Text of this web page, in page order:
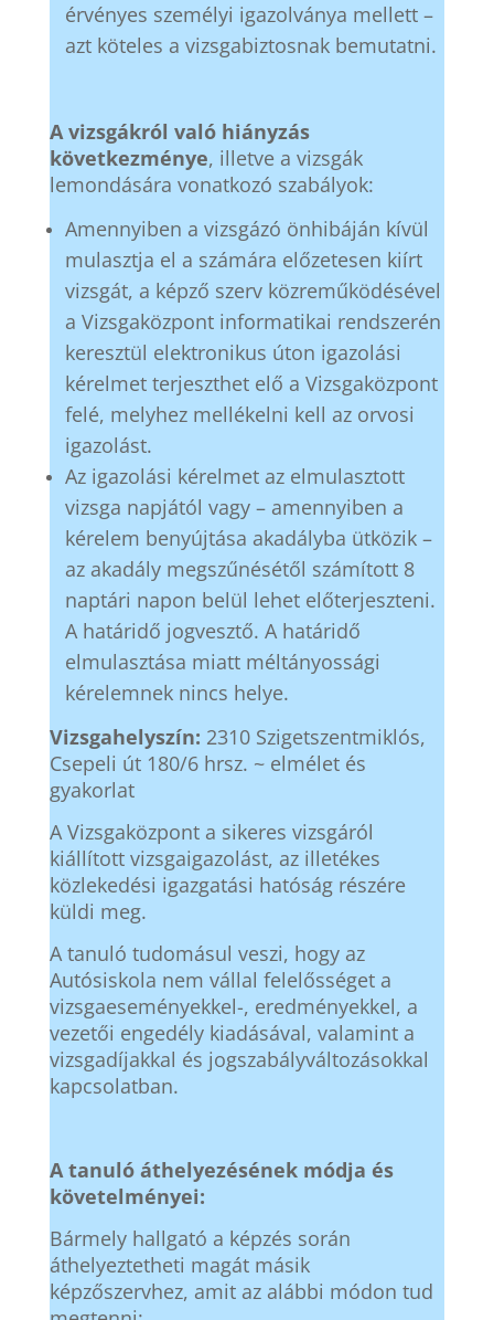
érvényes személyi igazolványa mellett –
azt köteles a vizsgabiztosnak bemutatni.
A vizsgákról való hiányzás
következménye, illetve a vizsgák
lemondására vonatkozó szabályok:
Amennyiben a vizsgázó önhibáján kívül
mulasztja el a számára előzetesen kiírt
vizsgát, a képző szerv közreműködésével
a Vizsgaközpont informatikai rendszerén
keresztül elektronikus úton igazolási
kérelmet terjeszthet elő a Vizsgaközpont
felé, melyhez mellékelni kell az orvosi
igazolást.
Az igazolási kérelmet az elmulasztott
vizsga napjától vagy – amennyiben a
kérelem benyújtása akadályba ütközik –
az akadály megszűnésétől számított 8
naptári napon belül lehet előterjeszteni.
A határidő jogvesztő. A határidő
elmulasztása miatt méltányossági
kérelemnek nincs helye.
Vizsgahelyszín: 2310 Szigetszentmiklós,
Csepeli út 180/6 hrsz. ~ elmélet és
gyakorlat
A Vizsgaközpont a sikeres vizsgáról
kiállított vizsgaigazolást, az illetékes
közlekedési igazgatási hatóság részére
küldi meg.
A tanuló tudomásul veszi, hogy az
Autósiskola nem vállal felelősséget a
vizsgaeseményekkel-, eredményekkel, a
vezetői engedély kiadásával, valamint a
vizsgadíjakkal és jogszabályváltozásokkal
kapcsolatban.
A tanuló áthelyezésének módja és
követelményei:
Bármely hallgató a képzés során
áthelyeztetheti magát másik
képzőszervhez, amit az alábbi módon tud